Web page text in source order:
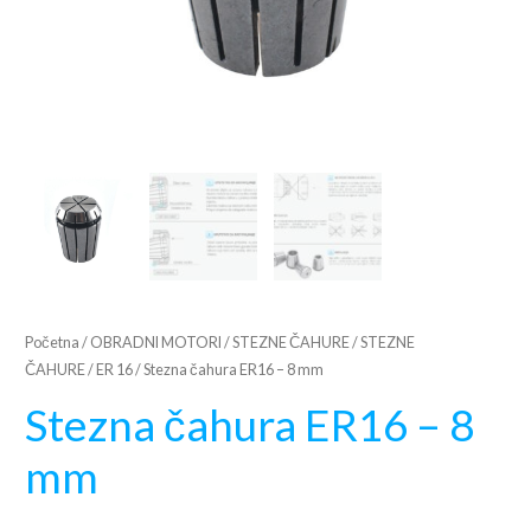
Početna / OBRADNI MOTORI /STEZNE ČAHURE/STEZNE
ČAHURE/ ER 16/ Stezna čahura ER16 – 8 mm
Stezna čahura ER16 – 8
mm